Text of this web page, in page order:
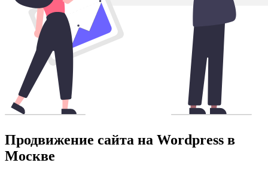
Продвижение сайта на Wordpress в
Москве